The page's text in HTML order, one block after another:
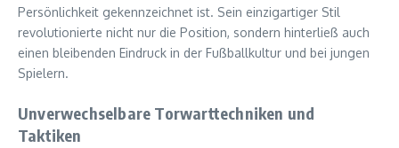
Persönlichkeit gekennzeichnet ist. Sein einzigartiger Stil
revolutionierte nicht nur die Position, sondern hinterließ auch
einen bleibenden Eindruck in der Fußballkultur und bei jungen
Spielern.
Unverwechselbare Torwarttechniken und
Taktiken